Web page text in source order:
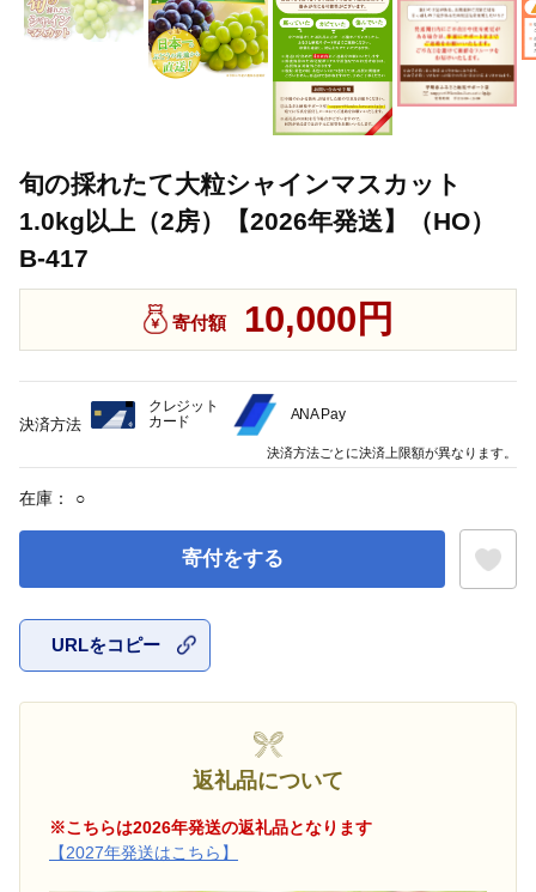
旬の採れたて大粒シャインマスカット
1.0kg以上（2房）【2026年発送】（HO）
B-417
寄付額 10,000円
在庫： ○
寄付をする
URLをコピー
返礼品について
※こちらは2026年発送の返礼品となります
【2027年発送はこちら】
決済方法
クレジット
カード
ANA Pay
決済方法ごとに決済上限額が異なります。